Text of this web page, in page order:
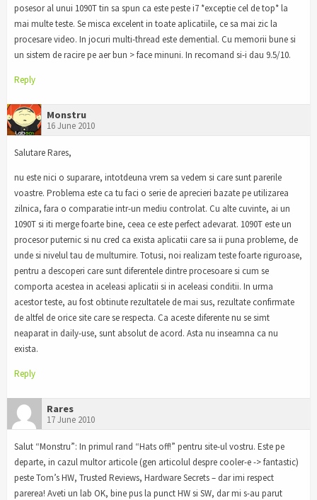
posesor al unui 1090T tin sa spun ca este peste i7 *exceptie cel de top* la
mai multe teste. Se misca excelent in toate aplicatiile, ce sa mai zic la
procesare video. In jocuri multi-thread este demential. Cu memorii bune si
un sistem de racire pe aer bun > face minuni. In recomand si-i dau 9.5/10.
Reply
Monstru
16 June 2010
Salutare Rares,
nu este nici o suparare, intotdeuna vrem sa vedem si care sunt parerile
voastre. Problema este ca tu faci o serie de aprecieri bazate pe utilizarea
zilnica, fara o comparatie intr-un mediu controlat. Cu alte cuvinte, ai un
1090T si iti merge foarte bine, ceea ce este perfect adevarat. 1090T este un
procesor puternic si nu cred ca exista aplicatii care sa ii puna probleme, de
unde si nivelul tau de multumire. Totusi, noi realizam teste foarte riguroase,
pentru a descoperi care sunt diferentele dintre procesoare si cum se
comporta acestea in aceleasi aplicatii si in aceleasi conditii. In urma
acestor teste, au fost obtinute rezultatele de mai sus, rezultate confirmate
de altfel de orice site care se respecta. Ca aceste diferente nu se simt
neaparat in daily-use, sunt absolut de acord. Asta nu inseamna ca nu
exista.
Reply
Rares
17 June 2010
Salut “Monstru”: In primul rand “Hats off!” pentru site-ul vostru. Este pe
departe, in cazul multor articole (gen articolul despre cooler-e -> fantastic)
peste Tom’s HW, Trusted Reviews, Hardware Secrets – dar imi respect
parerea! Aveti un lab OK, bine pus la punct HW si SW, dar mi s-au parut